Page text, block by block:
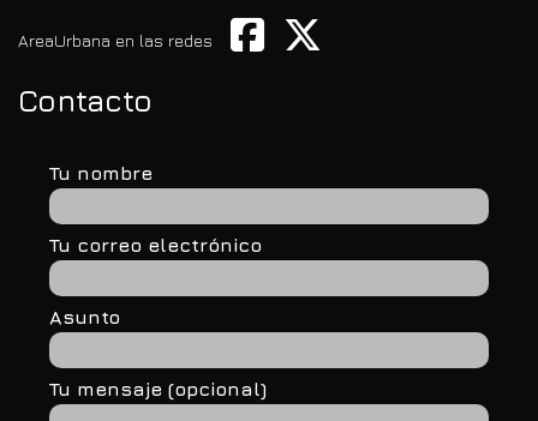
AreaUrbana en las redes
Contacto
Tu nombre
Tu correo electrónico
Asunto
Tu mensaje (opcional)